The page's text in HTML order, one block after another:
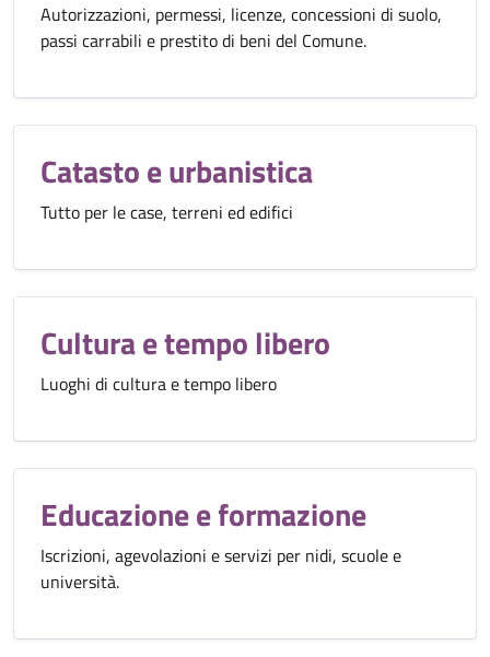
Autorizzazioni, permessi, licenze, concessioni di suolo,
passi carrabili e prestito di beni del Comune.
Catasto e urbanistica
Tutto per le case, terreni ed edifici
Cultura e tempo libero
Luoghi di cultura e tempo libero
Educazione e formazione
Iscrizioni, agevolazioni e servizi per nidi, scuole e
università.